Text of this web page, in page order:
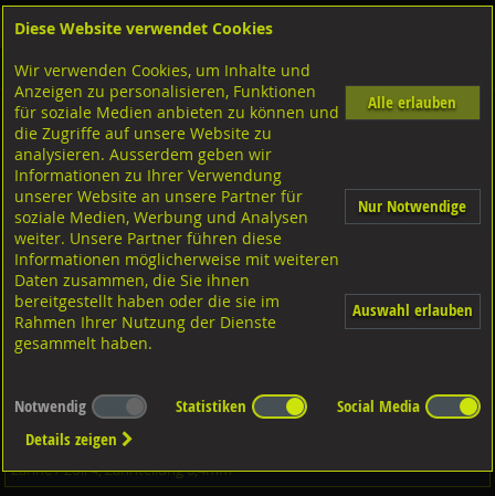
Shop LOCTITE Industrielle Kleb- und DichtstoffeStrukturelles Kleben
LIDAC Säbelsägeblätter 1/2" Universalaufnahme, HCS
Stahl 300x20x1,2
Geeignet für: Fleisch, rostfreies Blatt
Zähne / Zoll 4, Zahnteilung 6,4mm
Diese Website verwendet Cookies
Wir verwenden Cookies, um Inhalte und
Anzeigen zu personalisieren, Funktionen
für soziale Medien anbieten zu können und
die Zugriffe auf unsere Website zu
analysieren. Ausserdem geben wir
Informationen zu Ihrer Verwendung
unserer Website an unsere Partner für
soziale Medien, Werbung und Analysen
weiter. Unsere Partner führen diese
Informationen möglicherweise mit weiteren
Daten zusammen, die Sie ihnen
bereitgestellt haben oder die sie im
Rahmen Ihrer Nutzung der Dienste
gesammelt haben.
Alle erlauben
Nur Notwendige
Auswahl erlauben
Notwendig Statistiken
Social Media
Details zeigen